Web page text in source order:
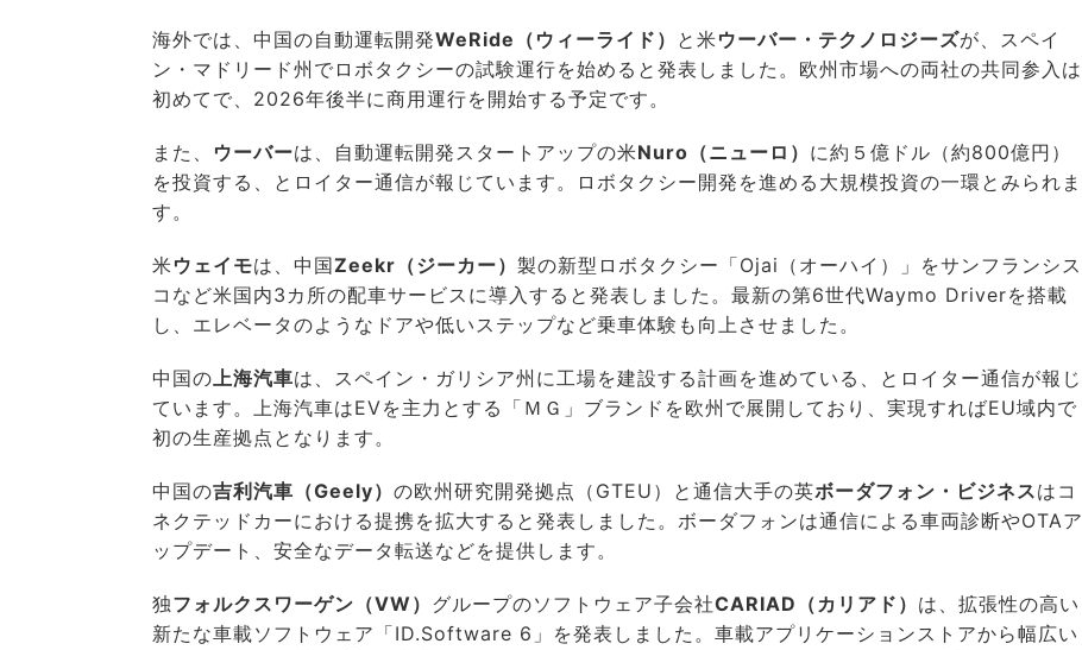
海外では、中国の自動運転開発WeRide（ウィーライド） と米 ウーバー・テクノロジーズが、スペイ
ン・マドリード州でロボタクシーの試験運行を始めると発表しました。欧州市場への両社の共同参入は
初めてで、2026年後半に商用運行を開始する予定です。
また、 ウーバーは、自動運転開発スタートアップの米Nuro（ニューロ） に約５億ドル（約800億円）
を投資する、とロイター通信が報じています。ロボタクシー開発を進める大規模投資の一環とみられま
す。
米 ウェイモは、中国Zeekr（ジーカー） 製の新型ロボタクシー「Ojai（オーハイ）」をサンフランシス
コなど米国内3カ所の配車サービスに導入すると発表しました。最新の第6世代Waymo Driverを搭載
し、エレベータのようなドアや低いステップなど乗車体験も向上させました。
中国の上海汽車は、スペイン・ガリシア州に工場を建設する計画を進めている、とロイター通信が報じ
ています。上海汽車はEVを主力とする「ＭＧ」ブランドを欧州で展開しており、実現すればEU域内で
初の生産拠点となります。
中国の吉利汽車（Geely） の欧州研究開発拠点（GTEU）と通信大手の英ボーダフォン・ビジネスはコ
ネクテッドカーにおける提携を拡大すると発表しました。ボーダフォンは通信による車両診断やOTAア
ップデート、安全なデータ転送などを提供します。
独フォルクスワーゲン（VW） グループのソフトウェア子会社CARIAD（カリアド） は、拡張性の高い
新たな車載ソフトウェア「ID.Software 6」を発表しました。車載アプリケーションストアから幅広い